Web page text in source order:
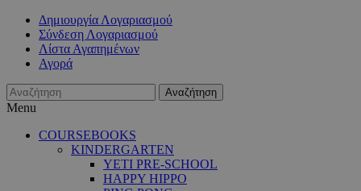
Δημιουργία Λογαριασμού
Σύνδεση Λογαριασμού
Λίστα Αγαπημένων
Αγορά
Αναζήτηση
Menu
COURSEBOOKS
KINDERGARTEN
YETI PRE-SCHOOL
HAPPY HIPPO